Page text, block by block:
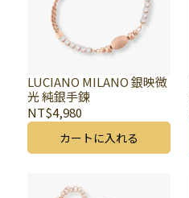
LUCIANO MILANO 銀映微
光 純銀手鍊
NT$4,980
カートに入れる